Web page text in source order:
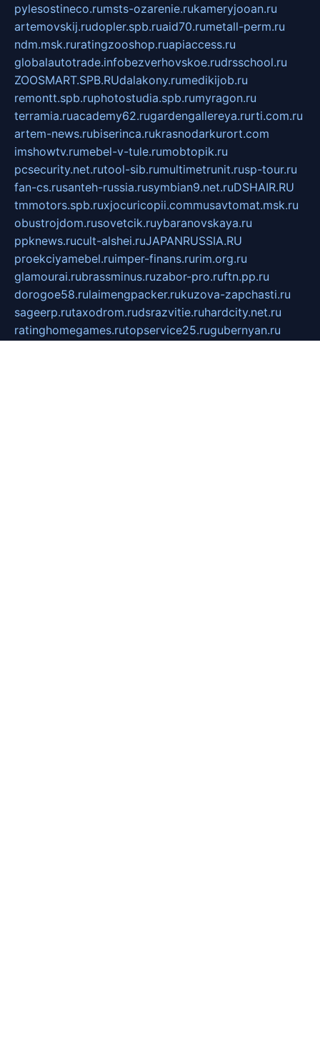
pylesostineco.rumsts-ozarenie.rukameryjooan.ru
artemovskij.rudopler.spb.ruaid70.rumetall-perm.ru
ndm.msk.ruratingzooshop.ruapiaccess.ru
globalautotrade.infobezverhovskoe.rudrsschool.ru
ZOOSMART.SPB.RUdalakony.rumedikijob.ru
remontt.spb.ruphotostudia.spb.rumyragon.ru
terramia.ruacademy62.rugardengallereya.rurti.com.ru
artem-news.rubiserinca.rukrasnodarkurort.com
imshowtv.rumebel-v-tule.rumobtopik.ru
pcsecurity.net.rutool-sib.rumultimetrunit.rusp-tour.ru
fan-cs.rusanteh-russia.rusymbian9.net.ruDSHAIR.RU
tmmotors.spb.ruxjocuricopii.commusavtomat.msk.ru
obustrojdom.rusovetcik.ruybaranovskaya.ru
ppknews.rucult-alshei.ruJAPANRUSSIA.RU
proekciyamebel.ruimper-finans.rurim.org.ru
glamourai.rubrassminus.ruzabor-pro.ruftn.pp.ru
dorogoe58.rulaimengpacker.rukuzova-zapchasti.ru
sageerp.rutaxodrom.rudsrazvitie.ruhardcity.net.ru
ratinghomegames.rutopservice25.rugubernyan.ru